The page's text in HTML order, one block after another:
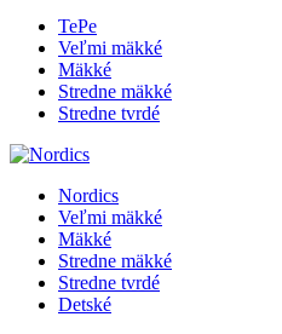
TePe
Veľmi mäkké
Mäkké
Stredne mäkké
Stredne tvrdé
Nordics
Veľmi mäkké
Mäkké
Stredne mäkké
Stredne tvrdé
Detské